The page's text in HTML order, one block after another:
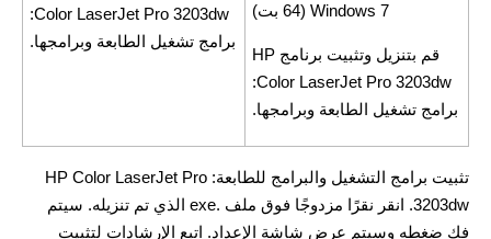
Windows 7 (64 بت)
قم بتنزيل وتثبيت برنامج HP
Color LaserJet Pro 3203dw:
برامج تشغيل الطابعة وبرامجها.
Color LaserJet Pro 3203dw:
برامج تشغيل الطابعة وبرامجها.
تثبيت برامج التشغيل والبرامج للطابعة: HP Color LaserJet Pro
3203dw. انقر نقرًا مزدوجًا فوق ملف .exe الذي تم تنزيله. سيتم
فك ضغطه وسيتم عرض شاشة الإعداد. اتبع الإرشادات لتثبيت